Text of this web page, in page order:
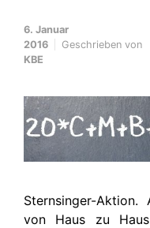
6. Januar
2016
Geschrieben von
KBE
Sternsinger-
von Haus zu